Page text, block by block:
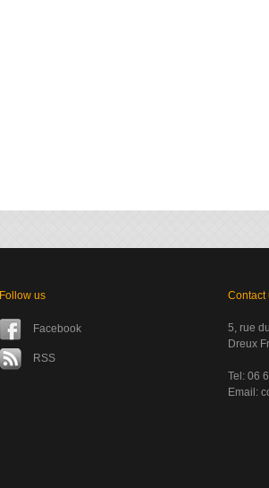
Follow us
Facebook
RSS
Contact
5, rue
Dreux
Tel: 06
Email: